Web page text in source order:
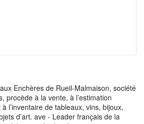
Enchères de Rueil-Malmaison, société
procède à la vente, à l’estimation
l’inventaire de tableaux, vins, bijoux,
d’art. ave - Leader français de la